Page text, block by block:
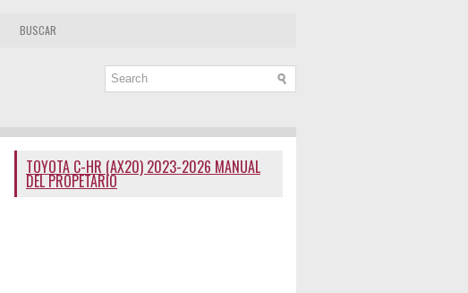
BUSCAR
TOYOTA C-HR (AX20) 2023-2026 MANUAL
DEL PROPETARIO